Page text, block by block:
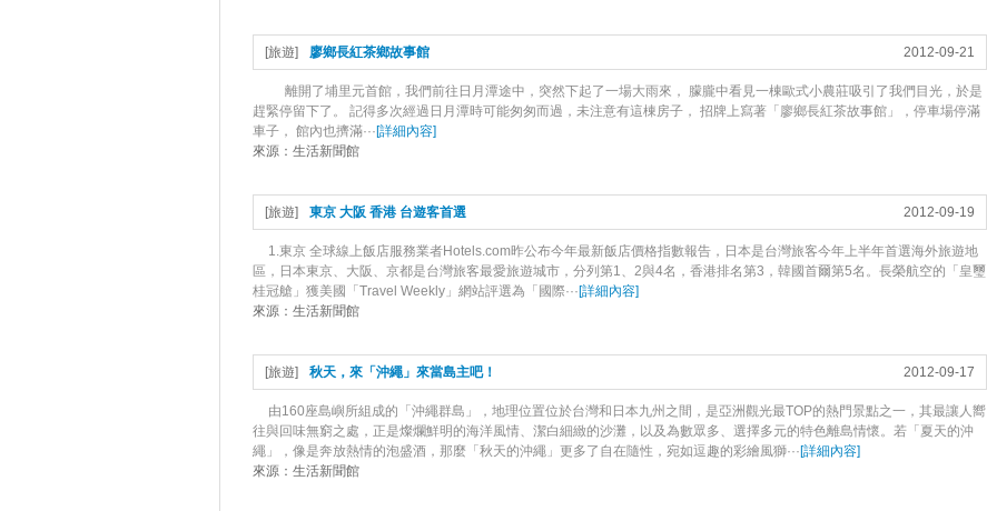
2012-09-21
[旅遊] 廖鄉長紅茶鄉故事館
離開了埔里元首館，我們前往日月潭途中，突然下起了一場大雨來， 朦朧中看見一棟歐式小農莊吸引了我們目光，於是
趕緊停留下了。 記得多次經過日月潭時可能匆匆而過，未注意有這棟房子， 招牌上寫著「廖鄉長紅茶故事館」，停車場停滿
車子， 館內也擠滿···[詳細內容]
來源： 生活新聞館
2012-09-19
[旅遊] 東京 大阪 香港 台遊客首選
1.東京 全球線上飯店服務業者Hotels.com昨公布今年最新飯店價格指數報告，日本是台灣旅客今年上半年首選海外旅遊地
區，日本東京、大阪、京都是台灣旅客最愛旅遊城市，分列第1、2與4名，香港排名第3，韓國首爾第5名。長榮航空的「皇璽
桂冠艙」獲美國「Travel Weekly」網站評選為「國際···[詳細內容]
來源： 生活新聞館
2012-09-17
[旅遊] 秋天，來「沖繩」來當島主吧！
由160座島嶼所組成的「沖繩群島」，地理位置位於台灣和日本九州之間，是亞洲觀光最TOP的熱門景點之一，其最讓人嚮
往與回味無窮之處，正是燦爛鮮明的海洋風情、潔白細緻的沙灘，以及為數眾多、選擇多元的特色離島情懷。若「夏天的沖
繩」，像是奔放熱情的泡盛酒，那麼「秋天的沖繩」更多了自在隨性，宛如逗趣的彩繪風獅···[詳細內容]
來源： 生活新聞館